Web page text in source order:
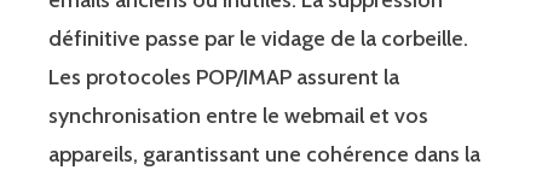
définitive passe par le vidage de la corbeille.
Les protocoles POP/IMAP assurent la
synchronisation entre le webmail et vos
appareils, garantissant une cohérence dans la